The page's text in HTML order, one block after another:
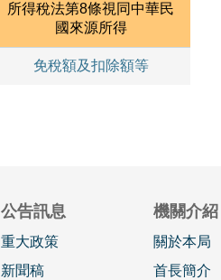
所得稅法第8條視同中華民
國來源所得
免稅額及扣除額等
公告訊息
重大政策
新聞稿
機關介紹
關於本局
首長簡介